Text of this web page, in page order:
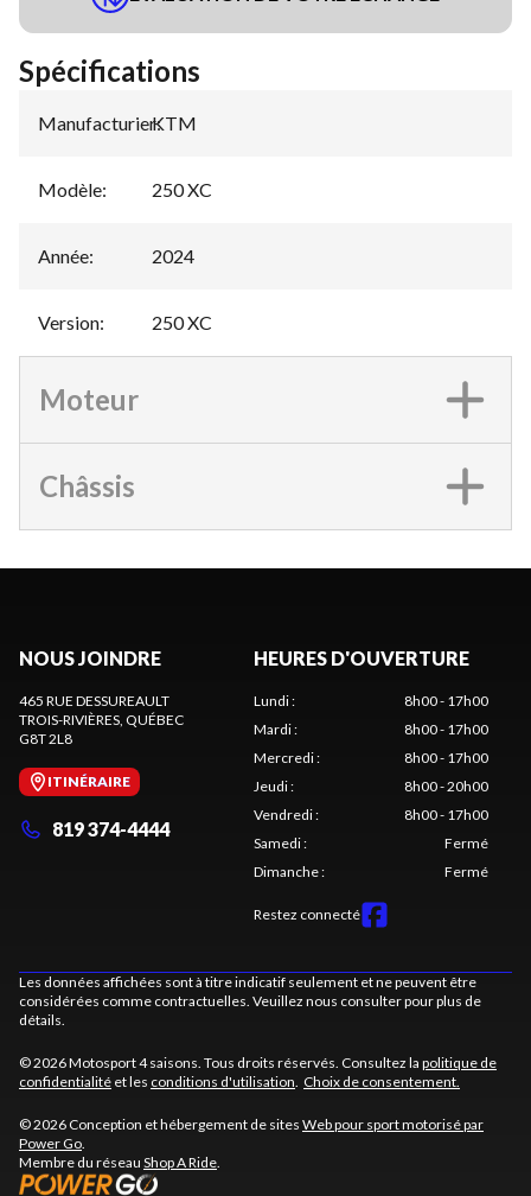
Spécifications
Manufacturier:
KTM
Modèle: 250 XC
Année: 2024
Version: 250 XC
Moteur
Châssis
NOUS JOINDRE
465 RUE DESSUREAULT
TROIS-RIVIÈRES , QUÉBEC
G8T 2L8
ITINÉRAIRE
819 374-4444
HEURES D'OUVERTURE
Lundi:
8h00 - 17h00
Mardi:
8h00 - 17h00
Mercredi:
8h00 - 17h00
Jeudi:
8h00 - 20h00
Vendredi:
8h00 - 17h00
Samedi:
Fermé
Dimanche: Fermé
Restez connecté
Les données affichées sont à titre indicatif seulement et ne peuvent être
considérées comme contractuelles. Veuillez nous consulter pour plus de
détails.
© 2026 Motosport 4 saisons. Tous droits réservés. Consultez la politique de
confidentialité et les conditions d'utilisation Choix de consentement.
© 2026 Conception et hébergement de sites Web pour sport motorisé par
Power Go
Membre du réseau Shop A Ride